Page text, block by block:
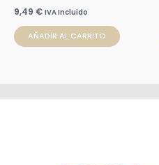
9,49 € IVA Incluido
AÑADIR AL CARRITO